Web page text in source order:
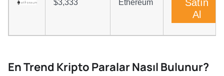
$3,333 Ethereum
Satın
Al
En Trend Kripto Paralar Nasıl Bulunur?